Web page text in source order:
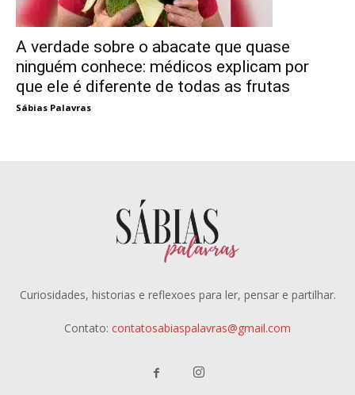
A verdade sobre o abacate que quase
ninguém conhece: médicos explicam por
que ele é diferente de todas as frutas
Sábias Palavras
Curiosidades, historias e reflexoes para ler, pensar e partilhar.
Contato: contatosabiaspalavras@gmail.com